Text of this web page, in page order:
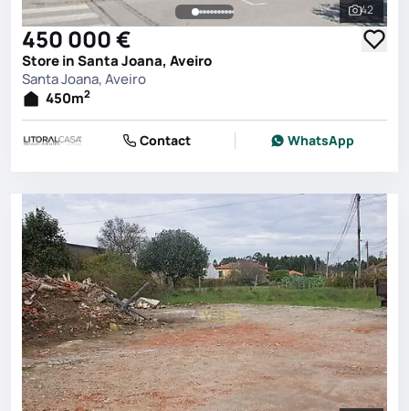
See all
42
450 000 €
Store in Santa Joana, Aveiro
Santa Joana, Aveiro
450m2
Contact WhatsApp